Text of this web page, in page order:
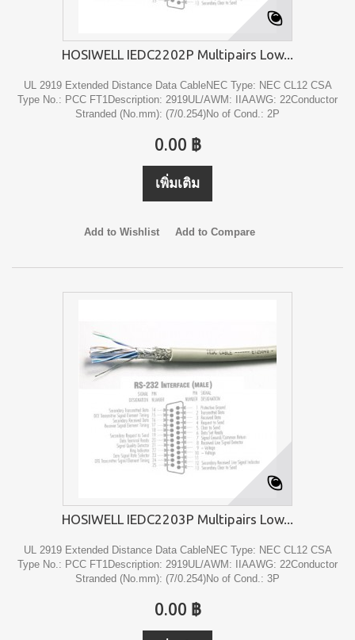
HOSIWELL IEDC2202P Multipairs Low...
UL 2919 Extended Distance Data CableNEC Type: NEC CL12 CSA
Type No.: PCC FT1Description: 2919UL/AWM: IIAAWG: 22Conductor
Stranded (No.mm): (7/0.254)No of Cond.: 2P
0.00 ฿
เพิ่มเติม
Add to Wishlist Add to Compare
HOSIWELL IEDC2203P Multipairs Low...
UL 2919 Extended Distance Data CableNEC Type: NEC CL12 CSA
Type No.: PCC FT1Description: 2919UL/AWM: IIAAWG: 22Conductor
Stranded (No.mm): (7/0.254)No of Cond.: 3P
0.00 ฿